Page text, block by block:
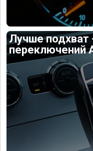
Лучше подхват
переключений